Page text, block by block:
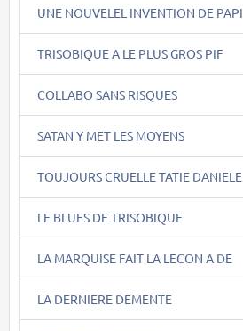
UNE NOUVELEL INVENTION DE PAPI
TRISOBIQUE A LE PLUS GROS PIF
COLLABO SANS RISQUES
SATAN Y MET LES MOYENS
TOUJOURS CRUELLE TATIE DANIELE
LE BLUES DE TRISOBIQUE
LA MARQUISE FAIT LA LECON A DE
LA DERNIERE DEMENTE